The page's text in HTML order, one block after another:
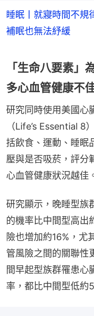
睡眠丨就寢時間不規
補眠也無法紓緩
「生命八要素
多心血管健康不
研究同時使用美國心
（Life’s Essential 8
括飲食、運動、睡眠
壓與是否吸菸，評分
心血管健康狀況越佳
研究顯示，晚睡型族
的機率比中間型高出
險也增加約16%，尤
管風險之間的關聯性
間早起型族群罹患心
率，都比中間型低約